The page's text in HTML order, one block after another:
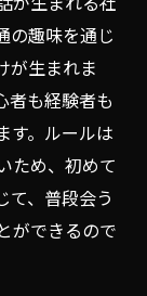
の趣味を通じ
が生まれま
者も経験者も
す。ルールは
ため、初めて
て、普段会う
ができるので